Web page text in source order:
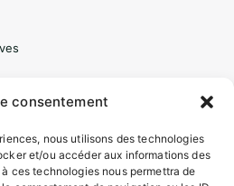
consentement
nous utilisons des technologies
et/ou accéder aux informations des
ces technologies nous permettra de